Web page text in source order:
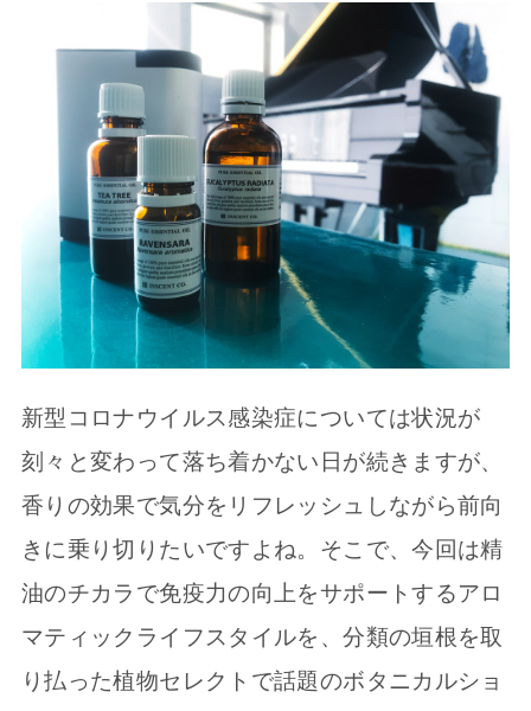
新型コロナウイルス感染症については状況が
刻々と変わって落ち着かない日が続きますが、
香りの効果で気分をリフレッシュしながら前向
きに乗り切りたいですよね。そこで、今回は精
油のチカラで免疫力の向上をサポートするアロ
マティックライフスタイルを、分類の垣根を取
り払った植物セレクトで話題のボタニカルショ